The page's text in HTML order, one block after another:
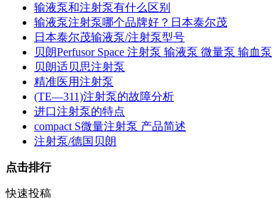
输液泵和注射泵有什么区别
输液泵注射泵哪个品牌好？日本泰尔茂
日本泰尔茂输液泵/注射泵型号
贝朗Perfusor Space 注射泵 输液泵 微量泵 输血泵
贝朗适贝思注射泵
精准医用注射泵
(TE—311)注射泵的故障分析
进口注射泵的特点
compact S微量注射泵 产品简述
注射泵/德国贝朗
点击排行
快速投稿